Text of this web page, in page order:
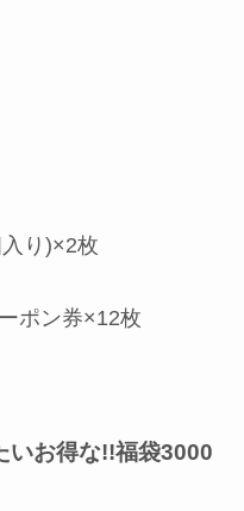
り)×2枚
ポン券×12枚
いお得な!!福袋3000